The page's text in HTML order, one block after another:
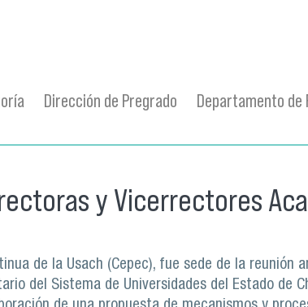
Dirección de Pregrado Departamento
y Vicerrectores
de la Usach (Cepec), fue sede de la reunión
del Sistema de Universidades del Estado de